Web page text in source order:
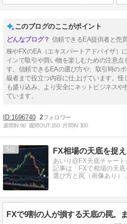
このブログのここがポイント
信頼できるEA提供者と売
株やFXのEA（エキスパートアドバイザ）
インで取引や買い物を楽しむための注意点
す。信頼できるEAの選び方や、取引時の
級者まで役立つ内容に仕上げています。
も盛り込み、より安全にネットビジネス
ています。
1696740 2
週間IN:90 週間OUT:150 月間IN:300
5
あいり@FX天底チャー
記事は「FXで相場の天
選び方と罠（画像あり）